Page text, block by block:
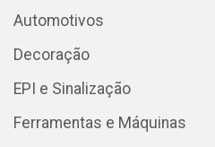
Automotivos
Decoração
EPI e Sinalização
Ferramentas e Máquinas